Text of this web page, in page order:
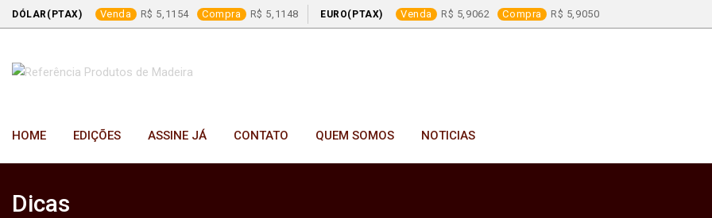
DÓLAR(PTAX) Venda 5,1154 Compra 5,1148 EURO(PTAX) Venda 5,9062 Compra 5,9050
content
HOME EDIÇÕES ASSINE JÁ CONTATO QUEM SOMOS NOTICIAS
Dicas